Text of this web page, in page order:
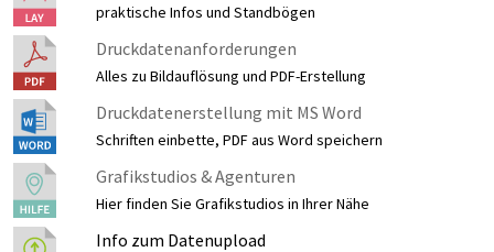
praktische Infos und Standbögen
Druckdatenanforderungen
Alles zu Bildauflösung und PDF-Erstellung
Druckdatenerstellung mit MS Word
Schriften einbette, PDF aus Word speichern
Grafikstudios & Agenturen
Hier finden Sie Grafikstudios in Ihrer Nähe
Info zum Datenupload